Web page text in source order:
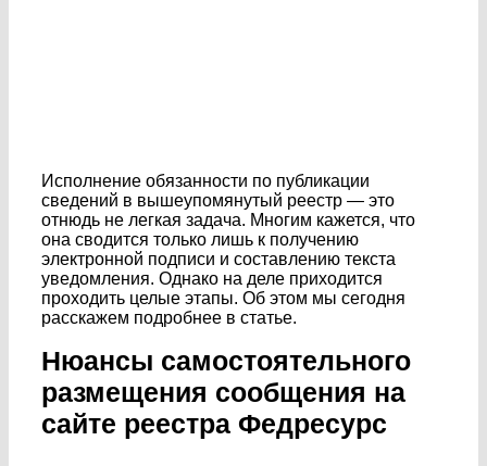
Исполнение обязанности по публикации
сведений в вышеупомянутый реестр — это
отнюдь не легкая задача. Многим кажется, что
она сводится только лишь к получению
электронной подписи и составлению текста
уведомления. Однако на деле приходится
проходить целые этапы. Об этом мы сегодня
расскажем подробнее в статье.
Нюансы самостоятельного
размещения сообщения на
сайте реестра Федресурс